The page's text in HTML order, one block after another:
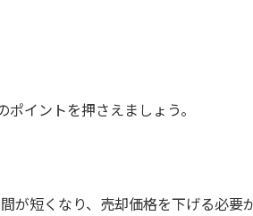
イントを押さえましょう。
が短くなり、売却価格を下げる必要